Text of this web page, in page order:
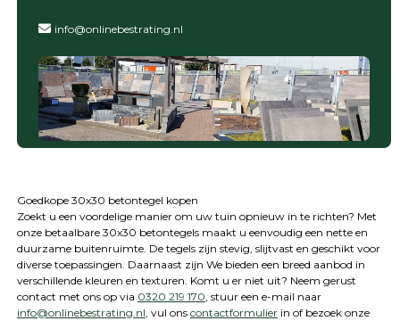
info@onlinebestrating.nl
Goedkope 30x30 betontegel kopen
Zoekt u een voordelige manier om uw tuin opnieuw in te richten? Met
onze betaalbare 30x30 betontegels maakt u eenvoudig een nette en
duurzame buitenruimte. De tegels zijn stevig, slijtvast en geschikt voor
diverse toepassingen. Daarnaast zijn We bieden een breed aanbod in
verschillende kleuren en texturen. Komt u er niet uit? Neem gerust
contact met ons op via 0320 219 170, stuur een e-mail naar
info@onlinebestrating.nl, vul ons contactformulierin of bezoek onze